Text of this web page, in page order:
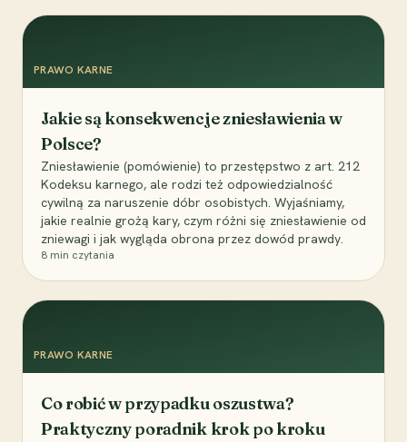
PRAWO KARNE
Jakie są konsekwencje zniesławienia w
Polsce?
Zniesławienie (pomówienie) to przestępstwo z art. 212
Kodeksu karnego, ale rodzi też odpowiedzialność
cywilną za naruszenie dóbr osobistych. Wyjaśniamy,
jakie realnie grożą kary, czym różni się zniesławienie od
zniewagi i jak wygląda obrona przez dowód prawdy.
8 min czytania
PRAWO KARNE
Co robić w przypadku oszustwa?
Praktyczny poradnik krok po kroku